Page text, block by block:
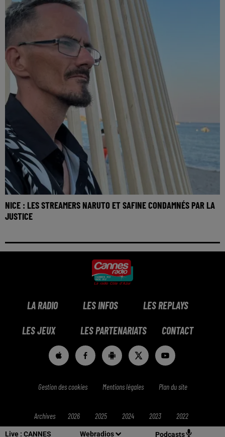
Live : CANNES Webradios Podcasts
NICE : LES STREAMERS NARUTO ET SAFINE CONDAMNÉS PAR LA
JUSTICE
LA RADIO LES INFOS LES REPLAYS
LES JEUX LES PARTENARIATS CONTACT
Gestion des cookies Mentions légales Plan du site
Archives 2026 2025 2024 2023 2022